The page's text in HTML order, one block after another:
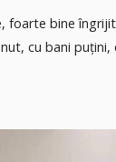
foarte bine
cu bani puțini,